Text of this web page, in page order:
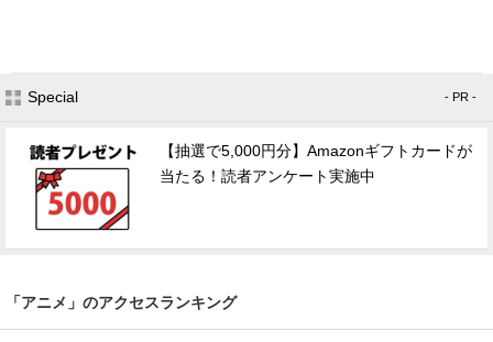
Special - PR -
【抽選で5,000円分】Amazonギフトカードが
当たる！読者アンケート実施中
「アニメ」のアクセスランキング